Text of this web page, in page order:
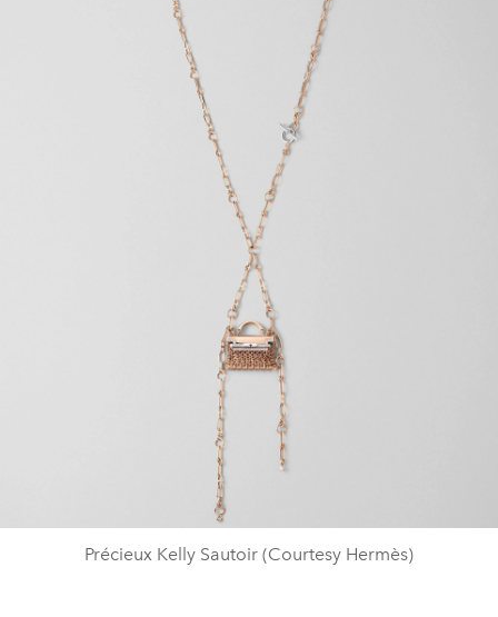
Précieux Kelly Sautoir (Courtesy Hermès)